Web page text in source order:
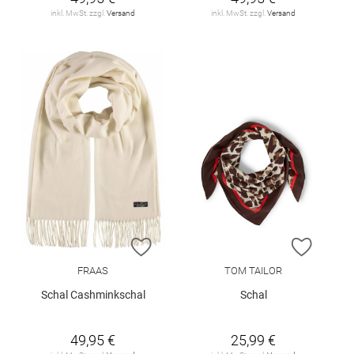
inkl. MwSt. zzgl. Versand inkl. MwSt. zzgl. Versand
ZUR WUNSCHLISTE HINZUFÜGEN
FRAAS
Schal Cashminkschal
49,95 €
ZUR
TOM TAILOR
Schal
25,99 €